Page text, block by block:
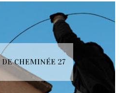
DE CHEMINÉE 27